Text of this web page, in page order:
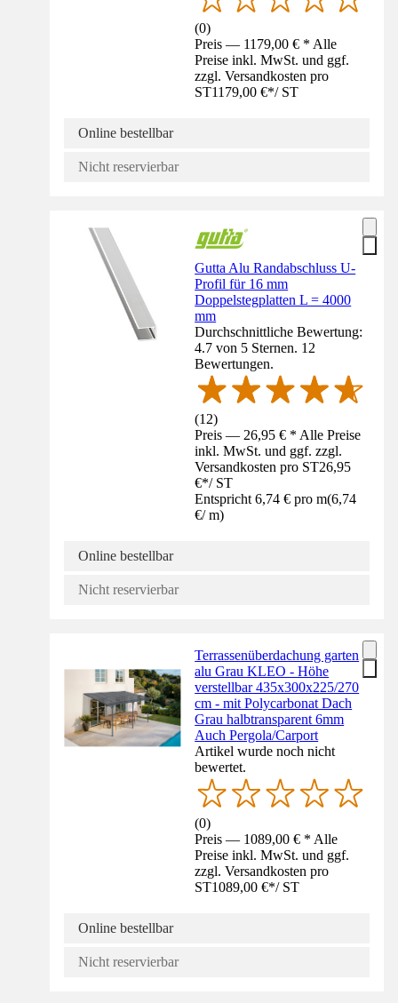
(0)
Preis — 1179,00 € * Alle
Preise inkl. MwSt. und ggf.
zzgl. Versandkosten pro
ST1179,00 €*/ ST
Online bestellbar
Nicht reservierbar
Gutta Alu Randabschluss U-
Profil für 16 mm
Doppelstegplatten L = 4000
mm
Durchschnittliche Bewertung:
4.7 von 5 Sternen. 12
Bewertungen.
(12)
Preis — 26,95 € * Alle Preise
inkl. MwSt. und ggf. zzgl.
Versandkosten pro ST26,95
€*/ ST
Entspricht 6,74 € pro m(6,74
€/ m)
Online bestellbar
Nicht reservierbar
Terrassenüberdachung garten
alu Grau KLEO - Höhe
verstellbar 435x300x225/270
cm - mit Polycarbonat Dach
Grau halbtransparent 6mm
Auch Pergola/Carport
Artikel wurde noch nicht
bewertet.
(0)
Preis — 1089,00 € * Alle
Preise inkl. MwSt. und ggf.
zzgl. Versandkosten pro
ST1089,00 €*/ ST
Online bestellbar
Nicht reservierbar